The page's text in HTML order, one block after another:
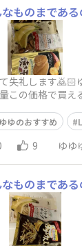
なものまであ
失礼します🙇🏻
この価格で買
ゆのおすすめ
9 ゆゆ
なものまであ